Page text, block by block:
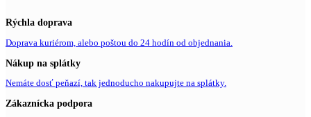
Rýchla doprava
Doprava kuriérom, alebo poštou do 24 hodín od objednania.
Nákup na splátky
Nemáte dosť peňazí, tak jednoducho nakupujte na splátky.
Zákaznícka podpora